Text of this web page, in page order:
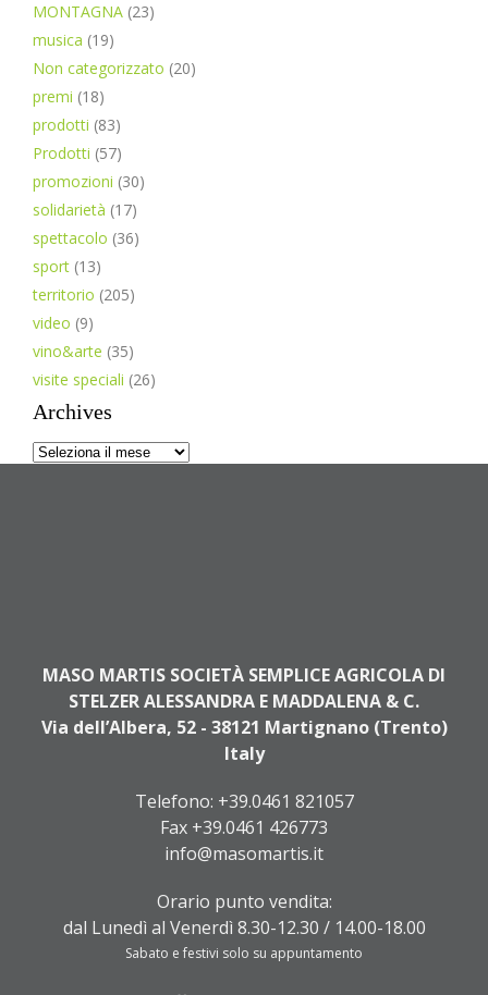
MONTAGNA (23)
musica (19)
Non categorizzato (20)
premi (18)
prodotti (83)
Prodotti (57)
promozioni (30)
solidarietà (17)
spettacolo (36)
sport (13)
territorio (205)
video (9)
vino&arte (35)
visite speciali (26)
Archives
Archives
MASO MARTIS SOCIETÀ SEMPLICE AGRICOLA DI
STELZER ALESSANDRA E MADDALENA & C.
Via dell’Albera, 52 - 38121 Martignano (Trento)
Italy
Telefono: +39.0461 821057
Fax +39.0461 426773
info@masomartis.it
Orario punto vendita:
dal Lunedì al Venerdì 8.30-12.30 / 14.00-18.00
Sabato e festivi solo su appuntamento